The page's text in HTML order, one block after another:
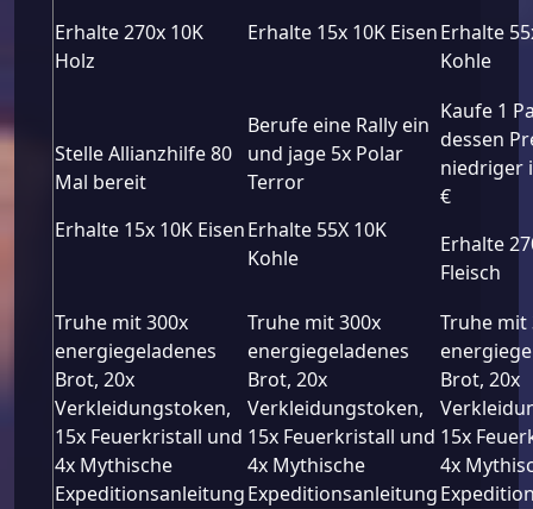
Erhalte 270x 10K
Holz
Erhalte 15x 10K EisenErhalte
Kohle
Stelle Allianzhilfe 80
Mal bereit
Erhalte 15x 10K Eisen
Berufe eine Rally ein
und jage 5x Polar
Terror
Erhalte 55X 10K
Kohle
Kaufe 1
dessen
niedriger
€
Erhalte
Fleisch
Truhe mit 300x
energiegeladenes
Brot, 20x
Verkleidungstoken,
15x Feuerkristall und
4x Mythische
Expeditionsanleitung
Truhe mit 300x
energiegeladenes
Brot, 20x
Verkleidungstoken,
15x Feuerkristall und
4x Mythische
Expeditionsanleitung
Truhe mit
Brot, 20x
15x
4x